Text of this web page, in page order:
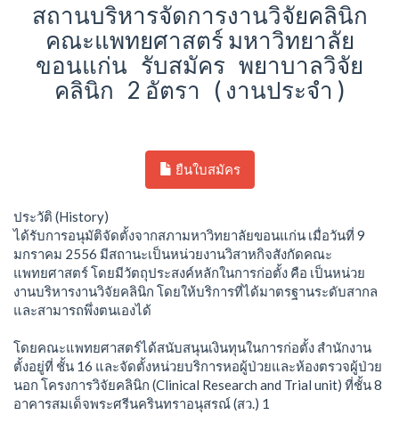
สถานบริหารจัดการงานวิจัยคลินิก
คณะแพทยศาสตร์ มหาวิทยาลัย
ขอนแก่น รับสมัคร พยาบาลวิจัย
คลินิก 2 อัตรา ( งานประจำ )
ยืนใบสมัคร
ประวัติ (History)
ได้รับการอนุมัติจัดตั้งจากสภามหาวิทยาลัยขอนแก่น เมื่อวันที่ 9
มกราคม 2556 มีสถานะเป็นหน่วยงานวิสาหกิจสังกัดคณะ
แพทยศาสตร์ โดยมีวัตถุประสงค์หลักในการก่อตั้ง คือ เป็นหน่วย
งานบริหารงานวิจัยคลินิก โดยให้บริการที่ได้มาตรฐานระดับสากล
และสามารถพึ่งตนเองได้
โดยคณะแพทยศาสตร์ได้สนับสนุนเงินทุนในการก่อตั้ง สำนักงาน
ตั้งอยู่ที่ ชั้น 16 และจัดตั้งหน่วยบริการหอผู้ป่วยและห้องตรวจผู้ป่วย
นอก โครงการวิจัยคลินิก (Clinical Research and Trial unit) ที่ชั้น 8
อาคารสมเด็จพระศรีนครินทราอนุสรณ์ (สว.) 1